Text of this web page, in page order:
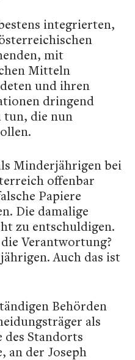
integrierten,
mit
Mitteln
und ihren
dringend
tun, die nun
Minderjährigen bei
offenbar
Papiere
Die damalige
zu entschuldigen.
Verantwortung?
Auch das ist
Behörden
als
Standorts
an der Joseph